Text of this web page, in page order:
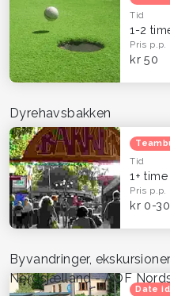
Tid
1-2
Pris p.p.
kr 50
Dyrehavsbakken
Tid
1+ time
Pris p.p.
kr 0-
Byvandringer,
Nordsjælland - AOF
Date